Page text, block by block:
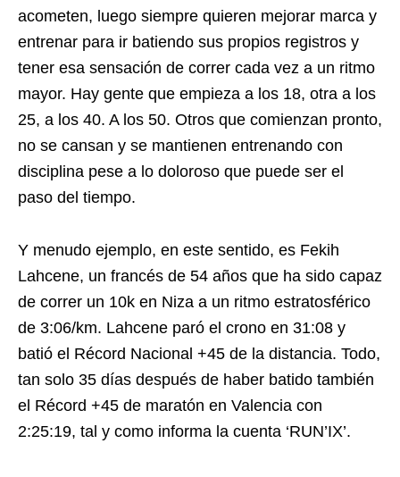
acometen, luego siempre quieren mejorar marca y
entrenar para ir batiendo sus propios registros y
tener esa sensación de correr cada vez a un ritmo
mayor. Hay gente que empieza a los 18, otra a los
25, a los 40. A los 50. Otros que comienzan pronto,
no se cansan y se mantienen entrenando con
disciplina pese a lo doloroso que puede ser el
paso del tiempo.
Y menudo ejemplo, en este sentido, es Fekih
Lahcene, un francés de 54 años que ha sido capaz
de correr un 10k en Niza a un ritmo estratosférico
de 3:06/km. Lahcene paró el crono en 31:08 y
batió el Récord Nacional +45 de la distancia. Todo,
tan solo 35 días después de haber batido también
el Récord +45 de maratón en Valencia con
2:25:19, tal y como informa la cuenta ‘RUN’IX’.